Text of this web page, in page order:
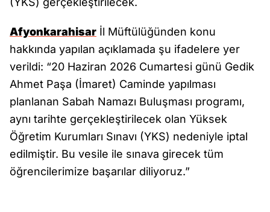
Afyonkarahisar İl Müftülüğünden konu
hakkında yapılan açıklamada şu ifadelere yer
verildi: “20 Haziran 2026 Cumartesi günü Gedik
Ahmet Paşa (İmaret) Caminde yapılması
planlanan Sabah Namazı Buluşması programı,
aynı tarihte gerçekleştirilecek olan Yüksek
Öğretim Kurumları Sınavı (YKS) nedeniyle iptal
edilmiştir. Bu vesile ile sınava girecek tüm
öğrencilerimize başarılar diliyoruz.”